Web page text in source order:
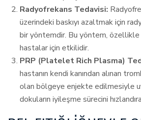
Radyofrekans Tedavisi:
üzerindeki baskıyı azaltmak için
bir yöntemdir. Bu yöntem, özellikle
hastalar için etkilidir.
PRP (Platelet Rich Plasma)
hastanın kendi kanından alınan
olan bölgeye enjekte edilmesiyle
dokuların iyileşme sürecini